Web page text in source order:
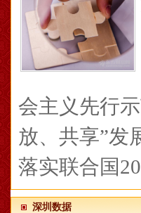
会主义先行
放、共享”发
落实联合国
深圳数据